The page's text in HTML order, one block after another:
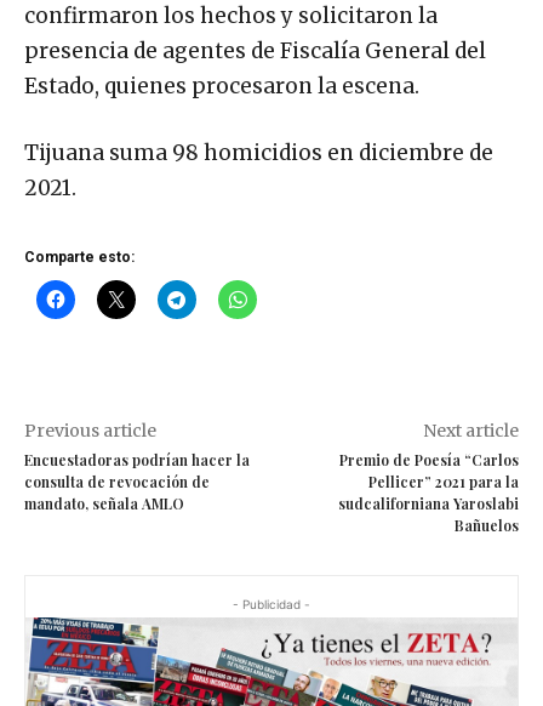
confirmaron los hechos y solicitaron la
presencia de agentes de Fiscalía General del
Estado, quienes procesaron la escena.
Tijuana suma 98 homicidios en diciembre de
2021.
Comparte esto:
Previous article
Encuestadoras podrían hacer la
consulta de revocación de
mandato, señala AMLO
Next article
Premio de Poesía “Carlos
Pellicer” 2021 para la
sudcaliforniana Yaroslabi
Bañuelos
- Publicidad -